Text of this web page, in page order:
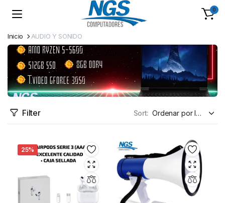
0
Inicio AUDIO Y SONIDO
Filter Sort:
25%